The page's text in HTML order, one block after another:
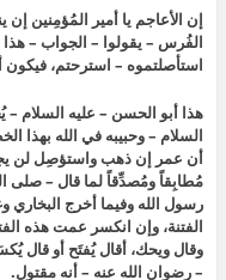
إن الأعاجم يا أمير المُؤمِنين
الفُرس – يقولوا – الجواب –
استأصلتموه – استرحتم،
هذا أبو الحسن – عليه السلام –
السلام – وحبيبه في الله بهذا
أن عمر إن ذهب واستؤصِل لن
مُطابِقاً ومُصدِّقاً لما قال – صلى
رسول الله وفيما أخرج البخاري
الفتنة، وإن انكسر عمت هذه
وقال ويحك، أقال يُفتَح أو قال
– رضوان الله عنه – أنه مقتول.